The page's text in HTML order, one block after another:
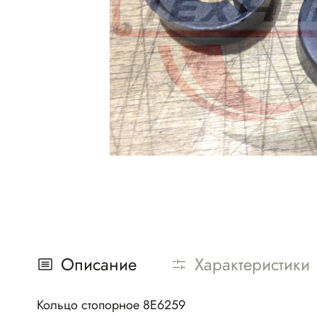
Описание Характеристики
Кольцо стопорное 8E6259